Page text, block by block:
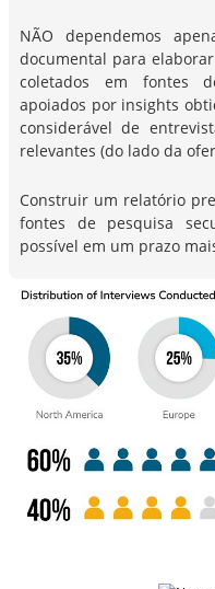
NÃO dependemos
documental para
coletados em fontes
apoiados por insights
considerável de
relevantes (do lado da
Construir um relatório
fontes de pesquisa
possível em um prazo